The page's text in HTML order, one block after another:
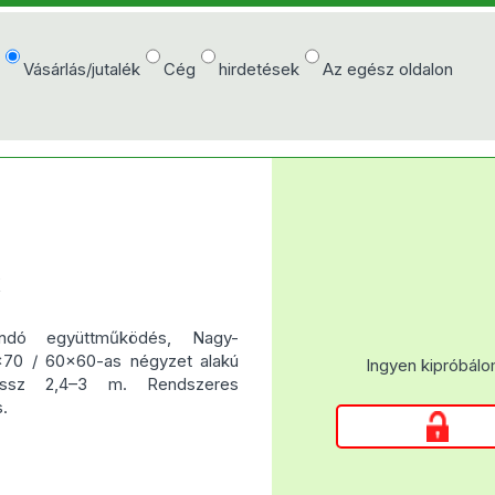
Vásárlás/jutalék Cég hirdetések Az egész oldalon
együttműködés, Nagy-
/ 60×60-as négyzet alakú
2,4–3 m. Rendszeres
Ingyen